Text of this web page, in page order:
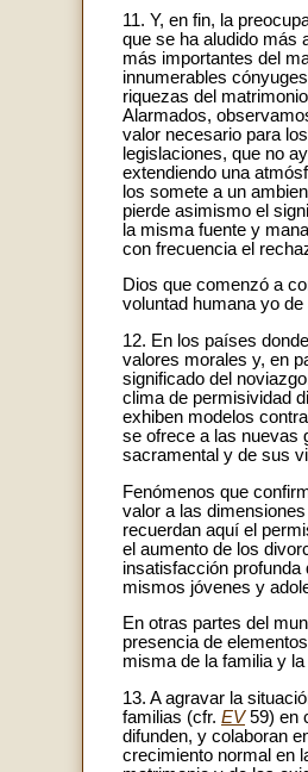
11. Y, en fin, la
que se ha aludido más
más importantes del
innumerables
riquezas del
Alarmados,
valor necesario para
legislaciones, que no
extendiendo una
los somete a un
pierde asimismo el
la misma fuente y
con frecuencia el
Dios que comenzó a
voluntad humana yo
12. En los países
valores morales y, en
significado del
clima de permisividad
exhiben modelos
se ofrece a las nuevas
sacramental y de sus
Fenómenos que
valor a las
recuerdan aquí el
el aumento de los
insatisfacción profunda
mismos jóvenes y
En otras partes del
presencia de
misma de la familia y
13. A agravar la
familias (cfr. EV 59) en
difunden, y colaboran
crecimiento normal en